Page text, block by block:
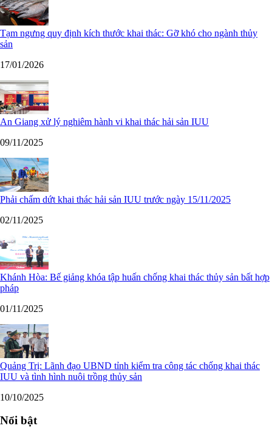
Tạm ngưng quy định kích thước khai thác: Gỡ khó cho ngành thủy
sản
17/01/2026
An Giang xử lý nghiêm hành vi khai thác hải sản IUU
09/11/2025
Phải chấm dứt khai thác hải sản IUU trước ngày 15/11/2025
02/11/2025
Khánh Hòa: Bế giảng khóa tập huấn chống khai thác thủy sản bất hợp
pháp
01/11/2025
Quảng Trị: Lãnh đạo UBND tỉnh kiểm tra công tác chống khai thác
IUU và tình hình nuôi trồng thủy sản
10/10/2025
Nổi bật